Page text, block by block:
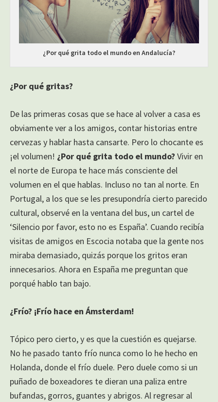
¿Por qué grita todo el mundo en Andalucía?
¿Por qué gritas?
De las primeras cosas que se hace al volver a casa es
obviamente ver a los amigos, contar historias entre
cervezas y hablar hasta cansarte. Pero lo chocante es
¡el volumen! ¿Por qué grita todo el mundo? Vivir en
el norte de Europa te hace más consciente del
volumen en el que hablas. Incluso no tan al norte. En
Portugal, a los que se les presupondría cierto parecido
cultural, observé en la ventana del bus, un cartel de
‘Silencio por favor, esto no es España’. Cuando recibía
visitas de amigos en Escocia notaba que la gente nos
miraba demasiado, quizás porque los gritos eran
innecesarios. Ahora en España me preguntan que
porqué hablo tan bajo.
¿Frío? ¡Frío hace en Ámsterdam!
Tópico pero cierto, y es que la cuestión es quejarse.
No he pasado tanto frío nunca como lo he hecho en
Holanda, donde el frío duele. Pero duele como si un
puñado de boxeadores te dieran una paliza entre
bufandas, gorros, guantes y abrigos. Al regresar al